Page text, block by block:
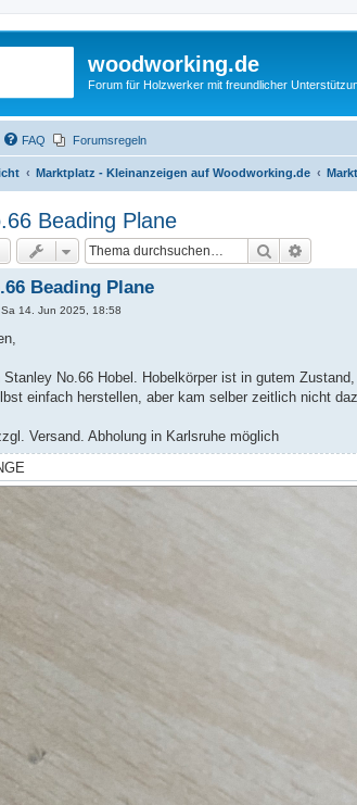
woodworking.de
Forum für Holzwerker mit freundlicher
FAQ Forumsregeln
Marktplatz - Kleinanzeigen auf Woodworking.de
Beading Plane
Suche
Beading Plane
Sa 14. Jun 2025, 18:58
Stanley No.66 Hobel. Hobelkörper ist in gutem
einfach herstellen, aber kam selber zeitlich nicht
Versand. Abholung in Karlsruhe möglich